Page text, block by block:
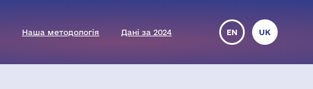
Наша методологія Дані за 2024 EN UK